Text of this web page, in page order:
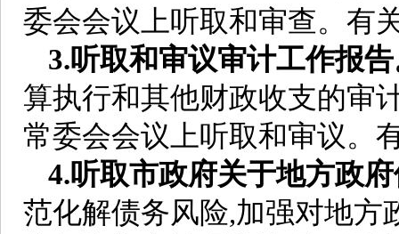
委会会议上听取和审查。有
3.听取和审议审计工作报
算执行和其他财政收支的审
常委会会议上听取和审议。
4.听取市政府关于地方政
范化解债务风险,加强对地方